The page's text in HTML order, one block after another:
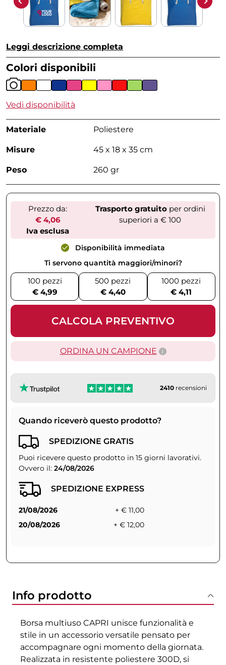
Leggi descrizione completa
Colori disponibili
Vedi disponibilità
Materiale Poliestere
Misure 45 x 18 x 35 cm
Peso 260 gr
Prezzo da:
€ 4,06
Iva esclusa
Trasporto gratuitoper ordini
superiori a € 100
Disponibilità immediata
Ti servono quantità maggiori/minori?
100 pezzi
€ 4,99
500 pezzi
€ 4,40
1000 pezzi
€ 4,11
CALCOLA PREVENTIVO
ORDINA UN CAMPIONE
2410 recensioni
Quando riceverò questo prodotto?
SPEDIZIONE GRATIS
Puoi ricevere questo prodotto in 15 giorni lavorativi.
Ovvero il: 24/08/2026
SPEDIZIONE EXPRESS
21/08/2026
+ € 11,00
20/08/2026
+ € 12,00
Info prodotto
Borsa multiuso CAPRI unisce funzionalità e
stile in un accessorio versatile pensato per
accompagnare ogni momento della giornata.
Realizzata in resistente poliestere 300D, si